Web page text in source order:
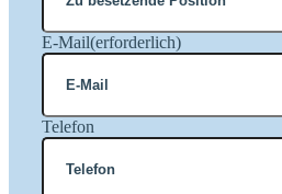
E-Mail(erforderlich)
Telefon